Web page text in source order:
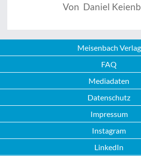
Von Daniel
Meisenbach Verlag
FAQ
Mediadaten
Datenschutz
Impressum
Instagram
LinkedIn